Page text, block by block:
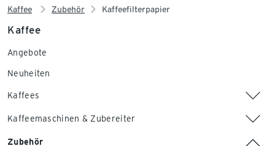
Kaffee Zubehör Kaffeefilterpapier
Kaffee
Angebote
Neuheiten
Kaffees
Kaffeemaschinen & Zubereiter
Zubehör